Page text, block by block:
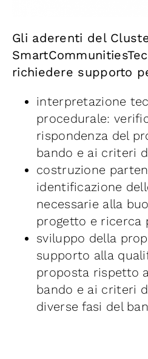
Gli aderenti del
richiedere supporto
interpretazione
procedurale:
rispondenza del
bando e ai criteri
costruzione
identificazione
necessarie alla
progetto e ricerca
sviluppo della
supporto alla
proposta rispetto
bando e ai criteri
diverse fasi del